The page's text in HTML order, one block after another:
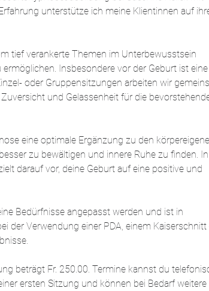
unterstütze ich meine Klientinnen auf
tief verankerte Themen im Unterbewusstsein
Insbesondere vor der Geburt ist eine
oder Gruppensitzungen arbeiten wir
und Gelassenheit für die
eine optimale Ergänzung zu den
zu bewältigen und innere Ruhe zu finden. In
darauf vor, deine Geburt auf eine positive und
Bedürfnisse angepasst werden und ist in
der Verwendung einer PDA, einem Kaiserschnitt
beträgt Fr. 250.00. Termine kannst du
ersten Sitzung und können bei Bedarf weitere